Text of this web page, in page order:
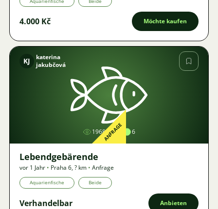
4.000 Kč Möchte kaufen
Bild
KJ
katerina
jakubčová
1968 6
ANFRAGE
Lebendgebärende
vor 1 Jahr • Praha 6,? km • Anfrage
Aquarienfische Beide
Verhandelbar Anbieten